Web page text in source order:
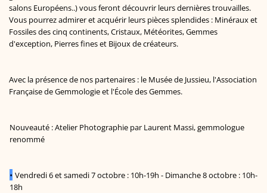
salons Européens..) vous feront découvrir leurs dernières trouvailles.
Vous pourrez admirer et acquérir leurs pièces splendides : Minéraux et
Fossiles des cinq continents, Cristaux, Météorites, Gemmes
d'exception, Pierres fines et Bijoux de créateurs.
Avec la présence de nos partenaires : le Musée de Jussieu, l'Association
Française de Gemmologie et l'École des Gemmes.
Nouveauté : Atelier Photographie par Laurent Massi, gemmologue
renommé
• Vendredi 6 et samedi 7 octobre : 10h-19h - Dimanche 8 octobre : 10h-
18h